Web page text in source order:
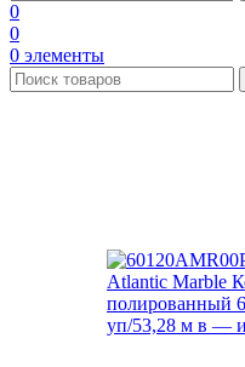
0
0
0 элементы